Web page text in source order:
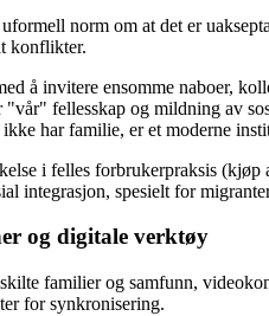
norm om at det er
konflikter.
å invitere ensomme naboer,
fellesskap og mildning av
har familie, er et moderne
i felles forbrukerpraksis (kjøp
integrasjon, spesielt for
og digitale verktøy
familier og samfunn,
for synkronisering.